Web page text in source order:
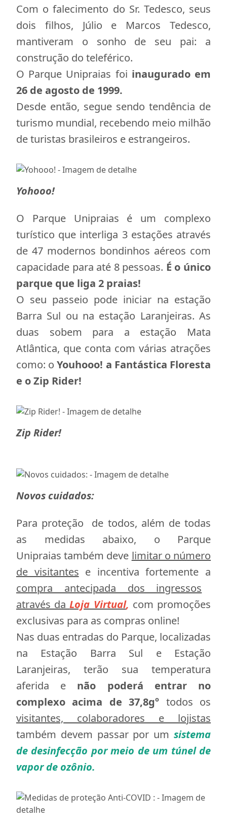
Com o falecimento do Sr. Tedesco, seus
dois filhos, Júlio e Marcos Tedesco,
mantiveram o sonho de seu pai: a
construção do teleférico.
O Parque Unipraias foi inaugurado em
26 de agosto de 1999.
Desde então, segue sendo tendência de
turismo mundial, recebendo meio milhão
de turistas brasileiros e estrangeiros.
Yohooo!
O Parque Unipraias é um complexo
turístico que interliga 3 estações através
de 47 modernos bondinhos aéreos com
capacidade para até 8 pessoas. É o único
parque que liga 2 praias!
O seu passeio pode iniciar na estação
Barra Sul ou na estação Laranjeiras. As
duas sobem para a estação Mata
Atlântica, que conta com várias atrações
como: o Youhooo! a Fantástica Floresta
e o Zip Rider!
Zip Rider!
Novos cuidados:
Para proteção de todos, além de todas
as medidas abaixo, o Parque
Unipraias também deve limitar o número
de visitantes e incentiva fortemente a
compra antecipada dos ingressos
através daLoja Virtual, com promoções
exclusivas para as compras online!
Nas duas entradas do Parque, localizadas
na Estação Barra Sul e Estação
Laranjeiras, terão sua temperatura
aferida e não poderá entrar no
complexo acima de 37,8gº todos os
visitantes, colaboradores e lojistas
também devem passar por um sistema
de desinfecção por meio de um túnel de
vapor de ozônio.